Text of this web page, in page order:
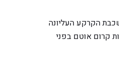
הקרקע העליונה
קרום אוטם בפני